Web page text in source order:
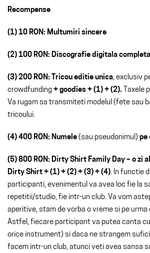
Recompense
(1) 10 RON: Multumiri sincere
(2) 100 RON: Discografie digitala
(3) 200 RON: Tricou editie unica, exclusiv
crowdfunding + goodies + (1) + (2).
Taxele
Va rugam sa transmiteti modelul (fete sau
tricoului.
(4) 400 RON: Numele (sau pseudonimul) pe
(5) 800 RON: Dirty Shirt Family Day – o zi
Dirty Shirt + (1) + (2) + (3) + (4). In functie
participanti, evenimentul va avea loc fie la
repetitii/studio, fie intr-un club. Va vom
aperitive, stam de vorba o vreme si pe
Astfel, fiecare participant va putea canta cu
orice instrument) si daca ne strangem
facem intr-un club, atunci veti avea sansa